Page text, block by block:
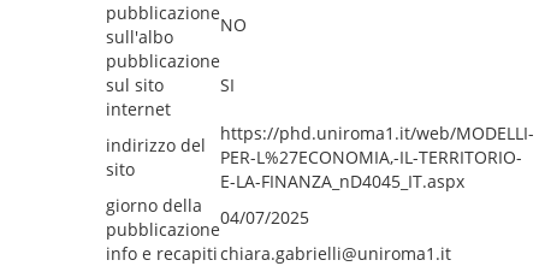
pubblicazione
sull'albo
NO
pubblicazione
sul sito
internet
SI
indirizzo del
sito
https://phd.uniroma1.it/web/MODELLI-
PER-L%27ECONOMIA,-IL-TERRITORIO-
E-LA-FINANZA_nD4045_IT.aspx
giorno della
pubblicazione
04/07/2025
info e recapitichiara.gabrielli@uniroma1.it